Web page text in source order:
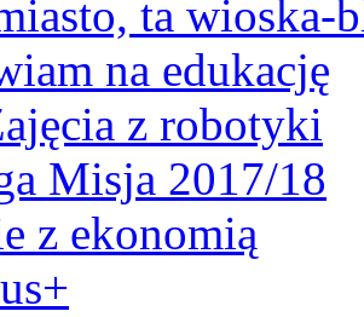
ta wioska-
na edukację
z robotyki
Misja 2017/18
z ekonomią